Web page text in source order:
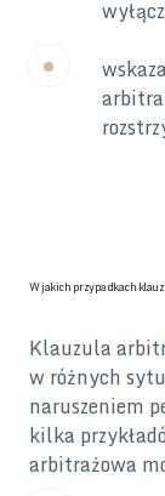
W jakich przypadkach
Klauzula
w różnych
naruszeniem
kilka
arbitrażowa